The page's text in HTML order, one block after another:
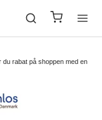
du rabat på shoppen med en